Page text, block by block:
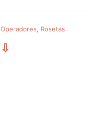
,Operadores Rosetas
⇩